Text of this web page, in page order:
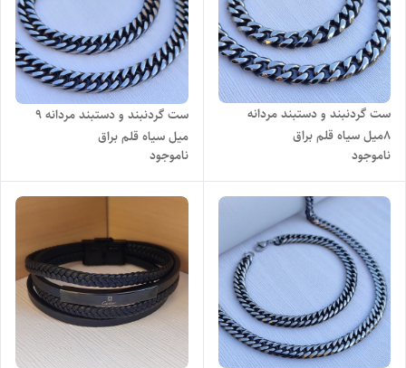
ست گردنبند و دستبند مردانه
۸میل سیاه قلم براق
ناموجود
ست گردنبند و دستبند مردانه 9
میل سیاه قلم براق
ناموجود